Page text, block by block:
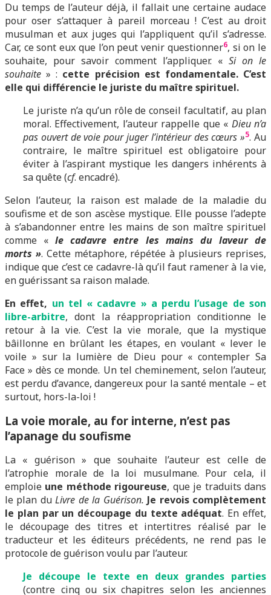
Du temps de l’auteur déjà, il fallait une certaine audace
pour oser s’attaquer à pareil morceau ! C’est au droit
musulman et aux juges qui l’appliquent qu’il s’adresse.
Car, ce sont eux que l’on peut venir questionner6, si on le
souhaite, pour savoir comment l’appliquer. « Si on le
souhaite » : cette précision est fondamentale. C’est
elle qui différencie le juriste du maître spirituel.
Le juriste n’a qu’un rôle de conseil facultatif, au plan
moral. Effectivement, l’auteur rappelle que « Dieu n’a
pas ouvert de voie pour juger l’intérieur des cœurs »5. Au
contraire, le maître spirituel est obligatoire pour
éviter à l’aspirant mystique les dangers inhérents à
sa quête (cf. encadré).
Selon l’auteur, la raison est malade de la maladie du
soufisme et de son ascèse mystique. Elle pousse l’adepte
à s’abandonner entre les mains de son maître spirituel
comme «le cadavre entre les mains du laveur de
morts ». Cette métaphore, répétée à plusieurs reprises,
indique que c’est ce cadavre-là qu’il faut ramener à la vie,
en guérissant sa raison malade.
En effet, un tel « cadavre » a perdu l’usage de son
libre-arbitre, dont la réappropriation conditionne le
retour à la vie. C’est la vie morale, que la mystique
bâillonne en brûlant les étapes, en voulant « lever le
voile » sur la lumière de Dieu pour « contempler Sa
Face » dès ce monde. Un tel cheminement, selon l’auteur,
est perdu d’avance, dangereux pour la santé mentale – et
surtout, hors-la-loi !
La voie morale, au for interne, n’est pas
l’apanage du soufisme
La « guérison » que souhaite l’auteur est celle de
l’atrophie morale de la loi musulmane. Pour cela, il
emploie une méthode rigoureuse, que je traduits dans
le plan duLivre de la Guérison. Je revois complètement
le plan par un découpage du texte adéquat. En effet,
le découpage des titres et intertitres réalisé par le
traducteur et les éditeurs précédents, ne rend pas le
protocole de guérison voulu par l’auteur.
Je découpe le texte en deux grandes parties
(contre cinq ou six chapitres selon les anciennes